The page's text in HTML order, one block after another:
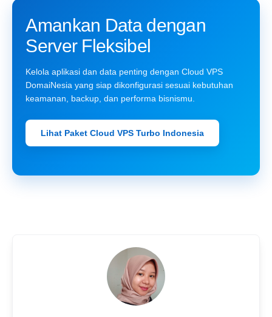
Amankan Data dengan
Server Fleksibel
Kelola aplikasi dan data penting dengan Cloud VPS
DomaiNesia yang siap dikonfigurasi sesuai kebutuhan
keamanan, backup, dan performa bisnismu.
Lihat Paket Cloud VPS Turbo Indonesia